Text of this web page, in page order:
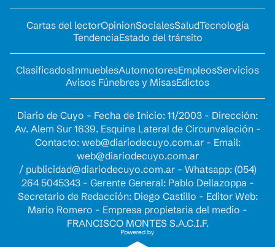
Cartas del lectorOpinionSocialesSaludTecnología
TendenciaEstado del tránsito
ClasificadosInmueblesAutomotoresEmpleosServicios
Avisos Fúnebres y MisasEdictos
Diario de Cuyo - Fecha de Inicio: 11/2003 - Dirección:
Av. Alem Sur 1639. Esquina Lateral de Circunvalación -
Contacto: web@diariodecuyo.com.ar- Email:
web@diariodecuyo.com.ar
/ publicidad@diariodecuyo.com.ar- Whatsapp: (054)
264 5045343 - Gerente General: Pablo Dellazoppa -
Secretario de Redacción: Diego Castillo - Editor Web:
Mario Romero - Empresa propietaria del medio -
FRANCISCO MONTES S.A.C.I.F.